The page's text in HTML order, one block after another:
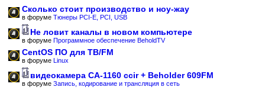
Сколько стоит производство и ноу-жау
в форуме Тюнеры PCI-E, PCI, USB
Не ловит каналы в новом компьютере
в форуме Программное обеспечение BeholdTV
CentOS ПО для ТВ/FM
в форуме Linux
видеокамера CA-1160 ccir + Beholder 609FM
в форуме Запись, кодирование и трансляция в сеть